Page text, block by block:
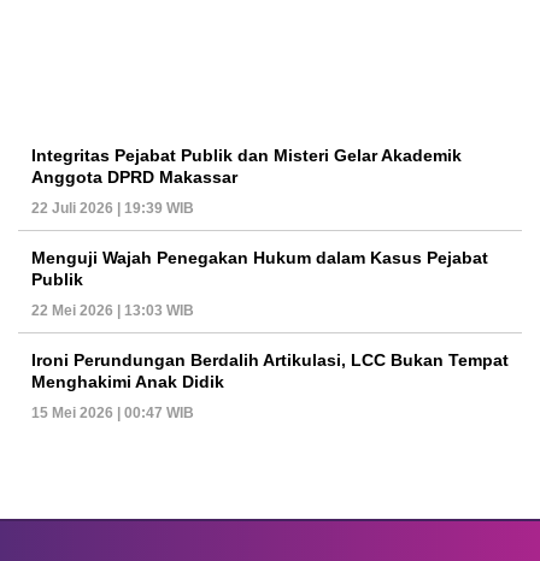
Integritas Pejabat Publik dan Misteri Gelar Akademik
Anggota DPRD Makassar
22 Juli 2026 | 19:39 WIB
Menguji Wajah Penegakan Hukum dalam Kasus Pejabat
Publik
22 Mei 2026 | 13:03 WIB
Ironi Perundungan Berdalih Artikulasi, LCC Bukan Tempat
Menghakimi Anak Didik
15 Mei 2026 | 00:47 WIB